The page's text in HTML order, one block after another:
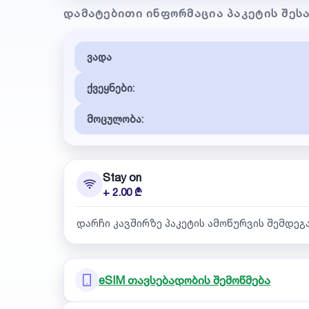
ᲓᲐᲛᲐᲢᲔᲑᲘᲗᲘ ᲘᲜᲤᲝᲠᲛᲐᲪᲘᲐ ᲞᲐᲙᲔᲢᲘᲡ
ვადა
ქვეყნები:
მოცულობა:
Stay on
+ 2.00 ₾
დარჩი კავშირზე პაკეტის ამოწურვის
eSIM თავსებადობის შემოწმება